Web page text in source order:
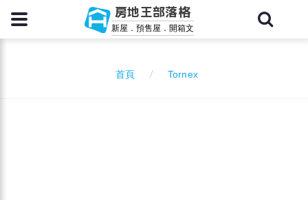
房地王部落格
新屋．預售屋．開箱文
首頁 Tornex